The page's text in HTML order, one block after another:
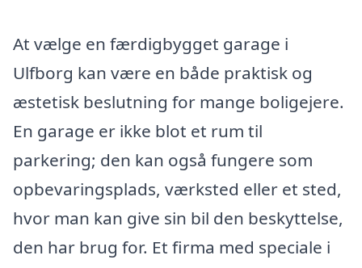
At vælge en færdigbygget garage i
Ulfborg kan være en både praktisk og
æstetisk beslutning for mange boligejere.
En garage er ikke blot et rum til
parkering; den kan også fungere som
opbevaringsplads, værksted eller et sted,
hvor man kan give sin bil den beskyttelse,
den har brug for. Et firma med speciale i